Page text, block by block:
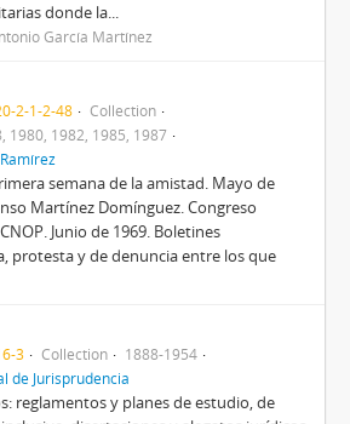
donde la...
García Martínez
2-1-2-48
Collection
1980, 1982, 1985, 1987
semana de la amistad. Mayo de
Martínez Domínguez. Congreso
Junio de 1969. Boletines
protesta y de denuncia entre los que
3 Collection
1888-1954
de Jurisprudencia
reglamentos y planes de estudio, de